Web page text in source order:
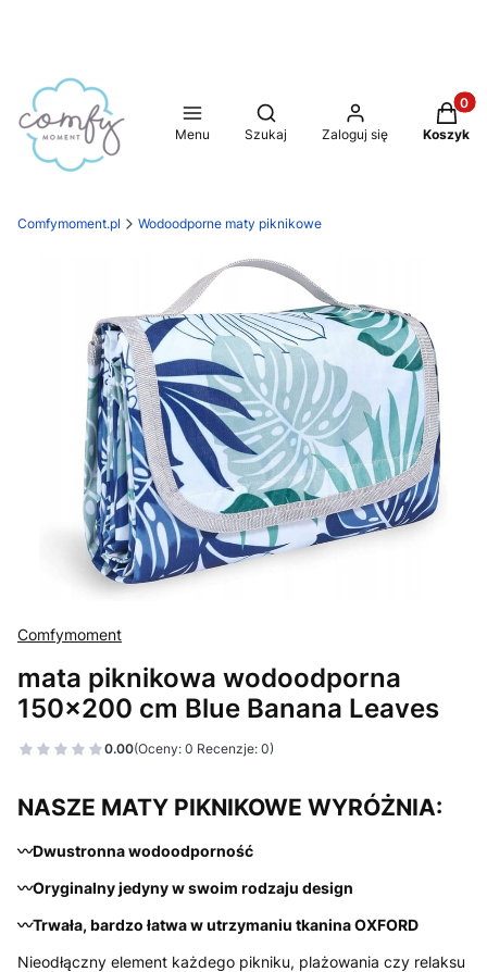
Menu
Otwórz wyszukiwarkę
Szukaj Zaloguj się Koszyk
Comfymoment.pl Wodoodporne maty piknikowe
Comfymoment
mata piknikowa wodoodporna
150x200 cm Blue Banana Leaves
0.00(Oceny: 0 Recenzje: 0)
NASZE MATY PIKNIKOWE WYRÓŻNIA:
〰️Dwustronna wodoodporność
〰️Oryginalny jedyny w swoim rodzaju design
〰️Trwała, bardzo łatwa w utrzymaniu tkanina OXFORD
Nieodłączny element każdego pikniku, plażowania czy relaksu